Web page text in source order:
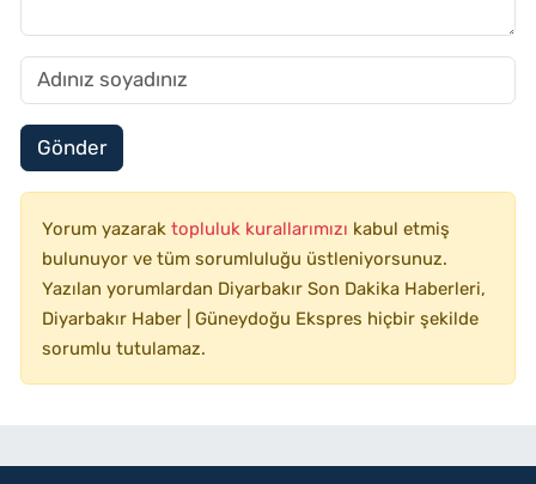
Gönder
Yorum yazarak topluluk kurallarımızı kabul etmiş
bulunuyor ve tüm sorumluluğu üstleniyorsunuz.
Yazılan yorumlardan Diyarbakır Son Dakika Haberleri,
Diyarbakır Haber | Güneydoğu Ekspres hiçbir şekilde
sorumlu tutulamaz.